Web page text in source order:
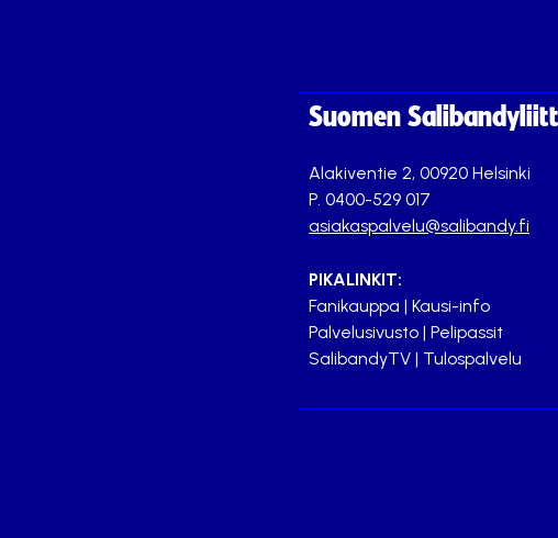
Suomen
Alakiventie 2, 00920 Helsinki
P. 0400-529 017
asiakaspalvelu@salibandy.fi
PIKALINKIT:
Fanikauppa | Kausi-info
Palvelusivusto | Pelipassit
SalibandyTV | Tulospalvelu